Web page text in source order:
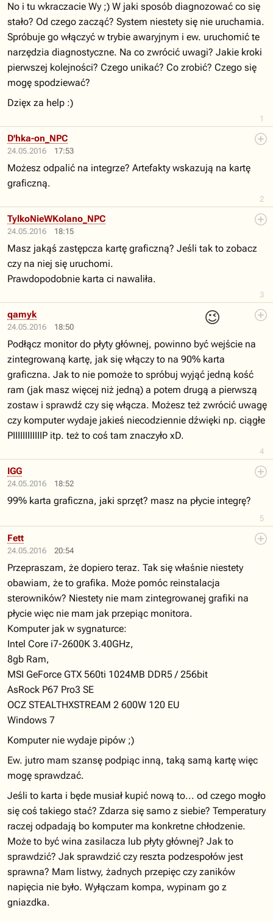
1
No i tu wkraczacie Wy ;) W jaki sposób diagnozować co się
stało? Od czego zacząć? System niestety się nie uruchamia.
Spróbuje go włączyć w trybie awaryjnym i ew. uruchomić te
narzędzia diagnostyczne. Na co zwrócić uwagi? Jakie kroki
pierwszej kolejności? Czego unikać? Co zrobić? Czego się
mogę spodziewać?
Dzięx za help :)
24.05.2016 17:53
2
D'hka-on_NPC
Możesz odpalić na integrze? Artefakty wskazują na kartę
graficzną.
24.05.2016 18:15
3
TylkoNieWKolano_NPC
Masz jakąś zastępcza kartę graficzną? Jeśli tak to zobacz
czy na niej się uruchomi.
Prawdopodobnie karta ci nawaliła.
24.05.2016 18:50
😉
4
qamyk
Podłącz monitor do płyty głównej, powinno być wejście na
zintegrowaną kartę, jak się włączy to na 90% karta
graficzna. Jak to nie pomoże to spróbuj wyjąć jedną kość
ram (jak masz więcej niż jedną) a potem drugą a pierwszą
zostaw i sprawdź czy się włącza. Możesz też zwrócić uwagę
czy komputer wydaje jakieś niecodziennie dźwięki np. ciągłe
PIIIIIIIIIIIIP itp. też to coś tam znaczyło xD.
24.05.2016 18:52
5
IGG
99% karta graficzna, jaki sprzęt? masz na płycie integrę?
24.05.2016 20:54
Fett
Przepraszam, że dopiero teraz. Tak się właśnie niestety
obawiam, że to grafika. Może pomóc reinstalacja
sterowników? Niestety nie mam zintegrowanej grafiki na
płycie więc nie mam jak przepiąc monitora.
Komputer jak w sygnaturce:
Intel Core i7-2600K 3.40GHz,
8gb Ram,
MSI GeForce GTX 560ti 1024MB DDR5 / 256bit
AsRock P67 Pro3 SE
OCZ STEALTHXSTREAM 2 600W 120 EU
Windows 7
Komputer nie wydaje pipów ;)
Ew. jutro mam szansę podpiąc inną, taką samą kartę więc
mogę sprawdzać.
Jeśli to karta i będe musiał kupić nową to... od czego mogło
się coś takiego stać? Zdarza się samo z siebie? Temperatury
raczej odpadają bo komputer ma konkretne chłodzenie.
Może to być wina zasilacza lub płyty głównej? Jak to
sprawdzić? Jak sprawdzić czy reszta podzespołów jest
sprawna? Mam listwy, żadnych przepięc czy zaników
napięcia nie było. Wyłączam kompa, wypinam go z
gniazdka.